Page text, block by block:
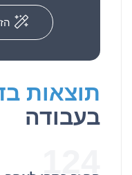
תוצאות
בעבודה